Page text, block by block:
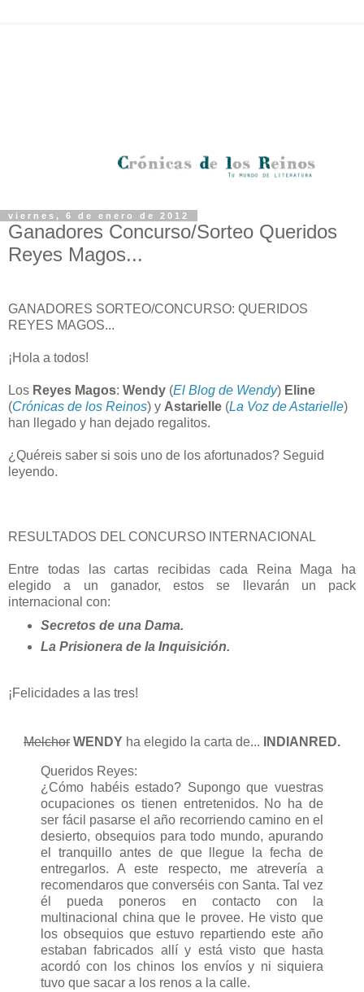
viernes, 6 de enero de 2012
Ganadores Concurso/Sorteo Queridos
Reyes Magos...
GANADORES SORTEO/CONCURSO: QUERIDOS
REYES MAGOS...
¡Hola a todos!
Los Reyes Magos: Wendy (El Blog de Wendy) Eline
(Crónicas de los Reinos) y Astarielle (La Voz de Astarielle)
han llegado y han dejado regalitos.
¿Quéreis saber si sois uno de los afortunados? Seguid
leyendo.
RESULTADOS DEL CONCURSO INTERNACIONAL
Entre todas las cartas recibidas cada Reina Maga ha
elegido a un ganador, estos se llevarán un pack
internacional con:
Secretos de una Dama.
La Prisionera de la Inquisición.
¡Felicidades a las tres!
Melchor WENDY ha elegido la carta de... INDIANRED.
Queridos Reyes:
¿Cómo habéis estado? Supongo que vuestras
ocupaciones os tienen entretenidos. No ha de
ser fácil pasarse el año recorriendo camino en el
desierto, obsequios para todo mundo, apurando
el tranquillo antes de que llegue la fecha de
entregarlos. A este respecto, me atrevería a
recomendaros que converséis con Santa. Tal vez
él pueda poneros en contacto con la
multinacional china que le provee. He visto que
los obsequios que estuvo repartiendo este año
estaban fabricados allí y está visto que hasta
acordó con los chinos los envíos y ni siquiera
tuvo que sacar a los renos a la calle.